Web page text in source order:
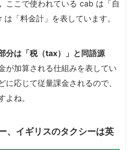
ここで使われている cab は「自
「料金計」を表しています。
は「税（tax）」と同語源
が加算される仕組みを表してい
に応じて従量課金されるので、
よね。
、イギリスのタクシーは英